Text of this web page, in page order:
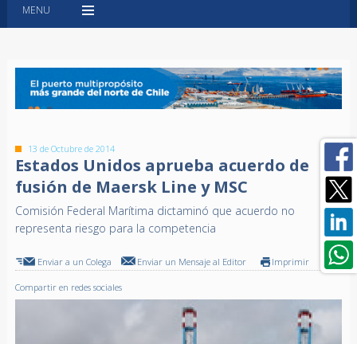
MENU
13 de Octubre de 2014
Estados Unidos aprueba acuerdo de
fusión de Maersk Line y MSC
Comisión Federal Marítima dictaminó que acuerdo no
representa riesgo para la competencia
Enviar a un Colega Enviar un Mensaje al Editor Imprimir
Compartir en redes sociales